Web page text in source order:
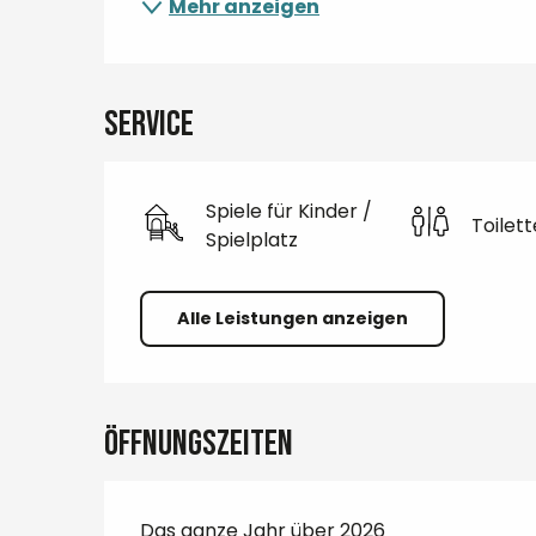
Mehr anzeigen
Service
Spiele für Kinder /
Spielplatz
Alle Leistungen anzeigen
Öffnungszeiten
Das ganze Jahr über 2026